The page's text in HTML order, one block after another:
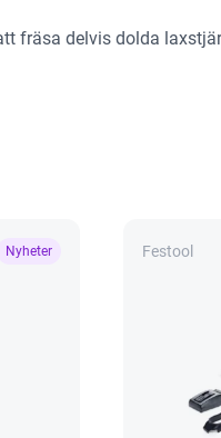
fräsa delvis dolda
Nyheter Festool